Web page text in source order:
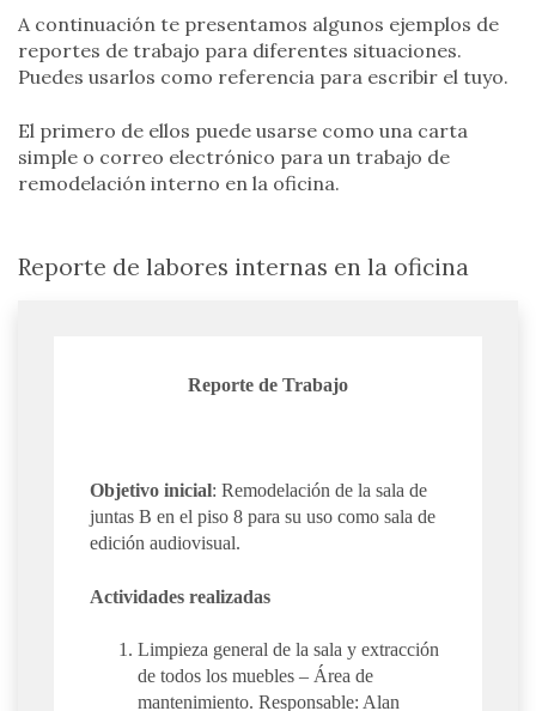
A continuación te presentamos algunos ejemplos de
reportes de trabajo para diferentes situaciones.
Puedes usarlos como referencia para escribir el tuyo.
El primero de ellos puede usarse como una carta
simple o correo electrónico para un trabajo de
remodelación interno en la oficina.
Reporte de labores internas en la oficina
Reporte de Trabajo
Objetivo inicial: Remodelación de la sala de
juntas B en el piso 8 para su uso como sala de
edición audiovisual.
Actividades realizadas
Limpieza general de la sala y extracción
de todos los muebles – Área de
mantenimiento. Responsable: Alan